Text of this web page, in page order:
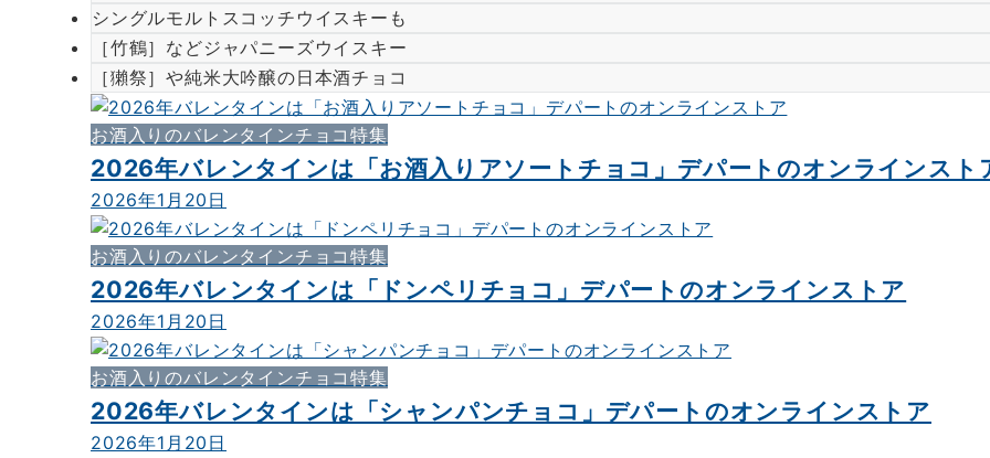
シングルモルトスコッチウイスキーも
［竹鶴］などジャパニーズウイスキー
［獺祭］や純米大吟醸の日本酒チョコ
お酒入りのバレンタインチョコ特集
2026年バレンタインは「お酒入りアソートチョコ」デパートのオンラインスト
2026年1月20日
お酒入りのバレンタインチョコ特集
2026年バレンタインは「ドンペリチョコ」デパートのオンラインストア
2026年1月20日
お酒入りのバレンタインチョコ特集
2026年バレンタインは「シャンパンチョコ」デパートのオンラインストア
2026年1月20日